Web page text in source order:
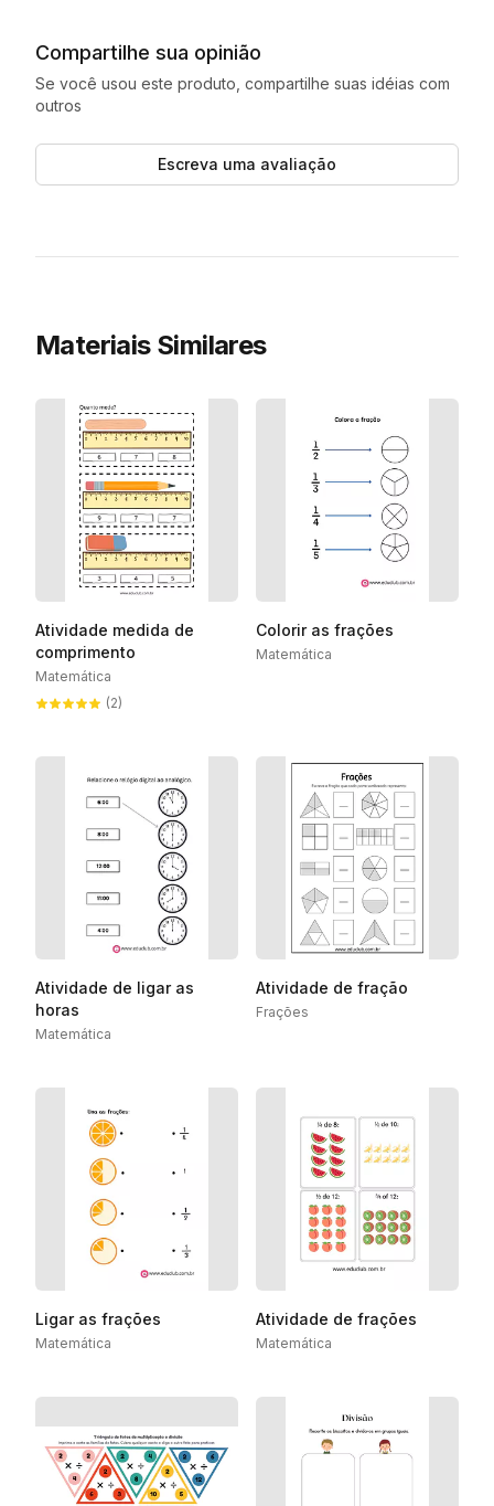
Compartilhe sua opinião
Se você usou este produto, compartilhe suas idéias com
outros
Escreva uma avaliação
Materiais Similares
Atividade medida de
comprimento
Matemática
(2)
Colorir as frações
Matemática
Atividade de ligar as
horas
Matemática
Atividade de fração
Frações
Ligar as frações
Matemática
Atividade de frações
Matemática